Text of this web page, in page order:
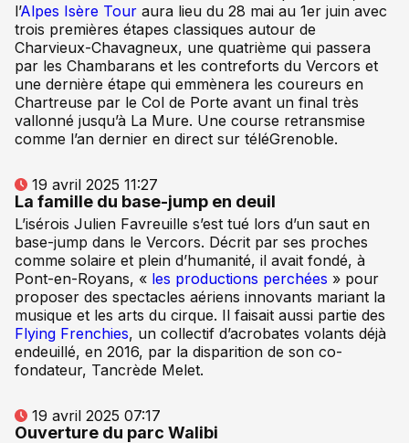
l’Alpes Isère Tour aura lieu du 28 mai au 1er juin avec
trois premières étapes classiques autour de
Charvieux-Chavagneux, une quatrième qui passera
par les Chambarans et les contreforts du Vercors et
une dernière étape qui emmènera les coureurs en
Chartreuse par le Col de Porte avant un final très
vallonné jusqu’à La Mure. Une course retransmise
comme l’an dernier en direct sur téléGrenoble.
19 avril 2025 11:27
La famille du base-jump en deuil
L’isérois Julien Favreuille s’est tué lors d’un saut en
base-jump dans le Vercors. Décrit par ses proches
comme solaire et plein d’humanité, il avait fondé, à
Pont-en-Royans, « les productions perchées » pour
proposer des spectacles aériens innovants mariant la
musique et les arts du cirque. Il faisait aussi partie des
Flying Frenchies, un collectif d’acrobates volants déjà
endeuillé, en 2016, par la disparition de son co-
fondateur, Tancrède Melet.
19 avril 2025 07:17
Ouverture du parc Walibi